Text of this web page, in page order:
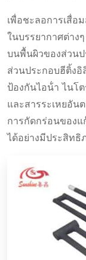
เพื่อชะลอการเสื่อ
ในบรรยากาศต่าง
บนพื้นผิวของส่วนป
ส่วนประกอบฮีติ้ง
ป้องกันไอน้ํา ไนโ
และสารระเหยอัน
การกัดกร่อนของ
ได้อย่างมีประสิทธิ